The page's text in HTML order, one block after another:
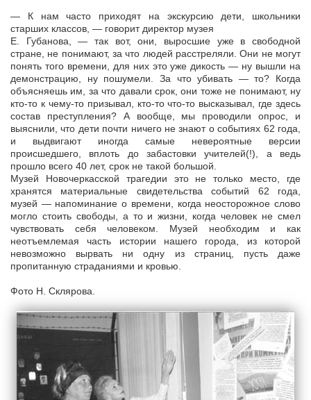
— К нам часто приходят на экскурсию дети, школьники
старших классов, — говорит директор музея
Е. Губанова, — так вот, они, выросшие уже в свободной
стране, не понимают, за что людей расстреляли. Они не могут
понять того времени, для них это уже дикость — ну вышли на
демонстрацию, ну пошумели. За что убивать — то? Когда
объясняешь им, за что давали срок, они тоже не понимают, ну
кто-то к чему-то призывал, кто-то что-то высказывал, где здесь
состав преступления? А вообще, мы проводили опрос, и
выяснили, что дети почти ничего не знают о событиях 62 года,
и выдвигают иногда самые невероятные версии
происшедшего, вплоть до забастовки учителей(!), а ведь
прошло всего 40 лет, срок не такой большой.
Музей Новочеркасской трагедии это не только место, где
хранятся материальные свидетельства событий 62 года,
музей — напоминание о времени, когда неосторожное слово
могло стоить свободы, а то и жизни, когда человек не смел
чувствовать себя человеком. Музей необходим и как
неотъемлемая часть истории нашего города, из которой
невозможно вырвать ни одну из страниц, пусть даже
пропитанную страданиями и кровью.
Фото Н. Склярова.